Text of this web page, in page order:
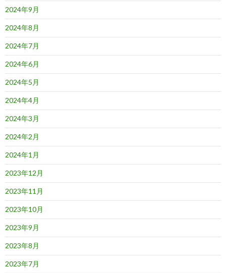
2024年9月
2024年8月
2024年7月
2024年6月
2024年5月
2024年4月
2024年3月
2024年2月
2024年1月
2023年12月
2023年11月
2023年10月
2023年9月
2023年8月
2023年7月